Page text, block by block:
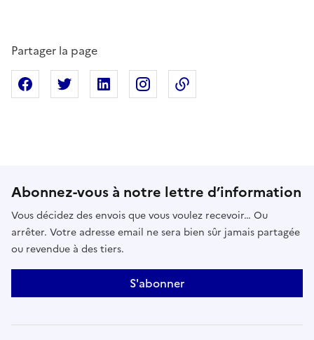
Partager la page
Partager sur Facebook
Partager sur XPartager sur Linkedin
Partager sur Instagram
Abonnez-vous à notre lettre d’information
Vous décidez des envois que vous voulez recevoir… Ou
arrêter. Votre adresse email ne sera bien sûr jamais partagée
ou revendue à des tiers.
S'abonner